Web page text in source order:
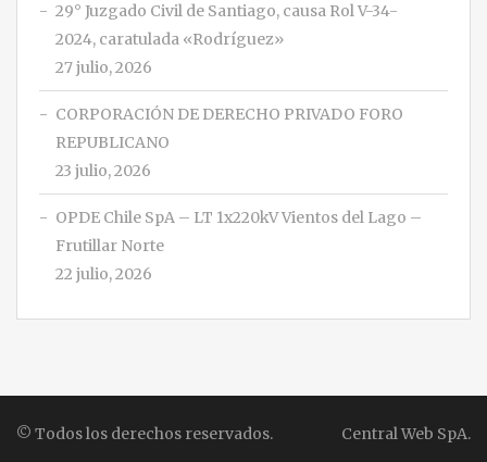
29° Juzgado Civil de Santiago, causa Rol V-34-
2024, caratulada «Rodríguez»
27 julio, 2026
CORPORACIÓN DE DERECHO PRIVADO FORO
REPUBLICANO
23 julio, 2026
OPDE Chile SpA – LT 1x220kV Vientos del Lago –
Frutillar Norte
22 julio, 2026
© Todos los derechos reservados. Central Web SpA.